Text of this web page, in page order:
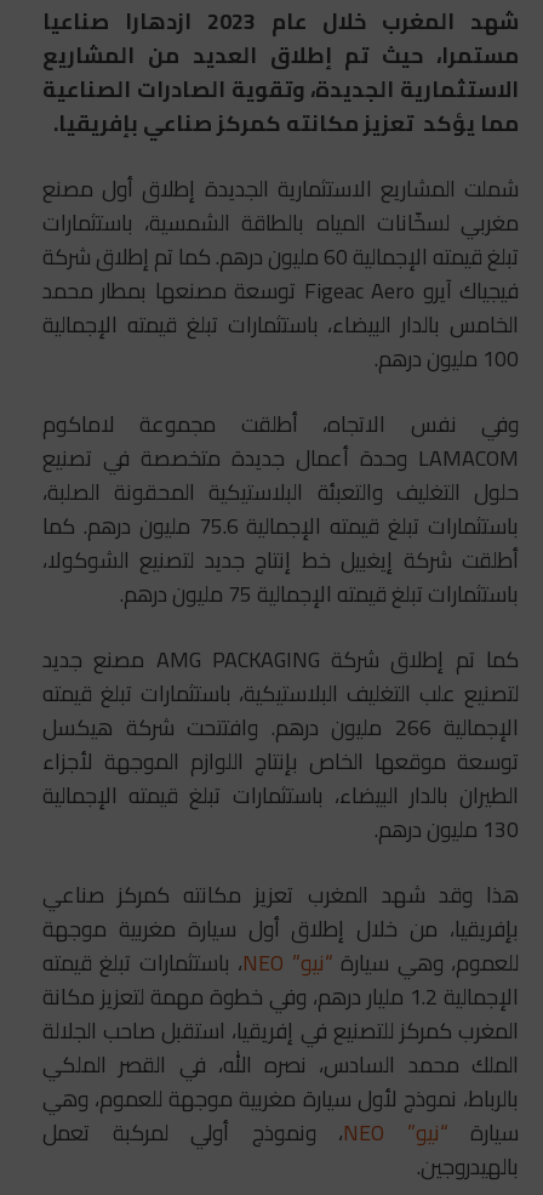
شهد المغرب خلال عام 2023 ازدهارا صناعيا
مستمرا، حيث تم إطلاق العديد من المشاريع
الاستثمارية الجديدة، وتقوية الصادرات الصناعية
مما يؤكد تعزيز مكانته كمركز صناعي بإفريقيا.
شملت المشاريع الاستثمارية الجديدة إطلاق أول مصنع
مغربي لسخّانات المياه بالطاقة الشمسية، باستثمارات
تبلغ قيمته الإجمالية 60 مليون درهم. كما تم إطلاق شركة
فيجياك آيرو Figeac Aero توسعة مصنعها بمطار محمد
الخامس بالدار البيضاء، باستثمارات تبلغ قيمته الإجمالية
100 مليون درهم.
وفي نفس الاتجاه، أطلقت مجموعة لاماكوم
LAMACOM وحدة أعمال جديدة متخصصة في تصنيع
حلول التغليف والتعبئة البلاستيكية المحقونة الصلبة،
باستثمارات تبلغ قيمته الإجمالية 75.6 مليون درهم. كما
أطلقت شركة إيغبيل خط إنتاج جديد لتصنيع الشوكولا،
باستثمارات تبلغ قيمته الإجمالية 75 مليون درهم.
كما تم إطلاق شركة AMG PACKAGING مصنع جديد
لتصنيع علب التغليف البلاستيكية، باستثمارات تبلغ قيمته
الإجمالية 266 مليون درهم. وافتتحت شركة هيكسل
توسعة موقعها الخاص بإنتاج اللوازم الموجهة لأجزاء
الطيران بالدار البيضاء، باستثمارات تبلغ قيمته الإجمالية
130 مليون درهم.
هذا وقد شهد المغرب تعزيز مكانته كمركز صناعي
بإفريقيا، من خلال إطلاق أول سيارة مغربية موجهة
للعموم، وهي سيارة “نيو” NEO
، باستثمارات تبلغ قيمته
الإجمالية 1.2 مليار درهم، وفي خطوة مهمة لتعزيز مكانة
المغرب كمركز للتصنيع في إفريقيا، استقبل صاحب الجلالة
الملك محمد السادس، نصره الله، في القصر الملكي
بالرباط، نموذج لأول سيارة مغربية موجهة للعموم، وهي
سيارة “نيو” NEO
، ونموذج أولي لمركبة تعمل
بالهيدروجين.